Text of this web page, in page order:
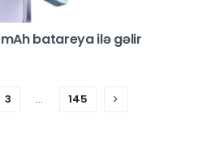
batareya ilə gəlir
3 … 145